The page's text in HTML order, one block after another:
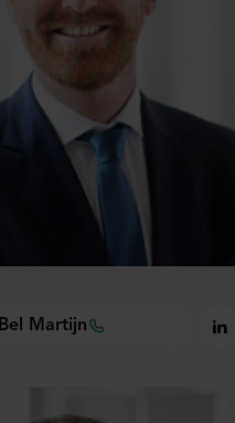
Bel Martijn